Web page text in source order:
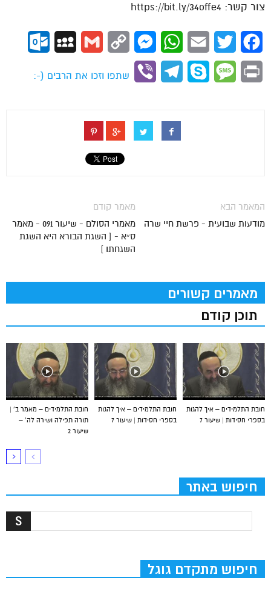
צור קשר: https://bit.ly/34offe4
Facebook
Twitter
Email
WhatsApp
Messenger
Copy
Gmail
MySpace
Print
Message
Skype
Telegram
Viber
שתפו וזכו את הרבים (-:
מאמר קודם
מאמרי הסולם - שיעור 091 - מאמר
ס״א - [ השגת הבורא היא השגת
השגחתו ]
המאמר הבא
מודעות שבועית - פרשת חיי שרה
מאמרים קשורים
תוכן קודם
חובת התלמידים – מאמר ב’ |
תורה תפילה ושירה לה’ –
שיעור 2
חובת התלמידים – איך להגות
בספרי חסידות | שיעור 7
חובת התלמידים – איך להגות
בספרי חסידות | שיעור 7
חיפוש באתר
חיפוש מתקדם גוגל